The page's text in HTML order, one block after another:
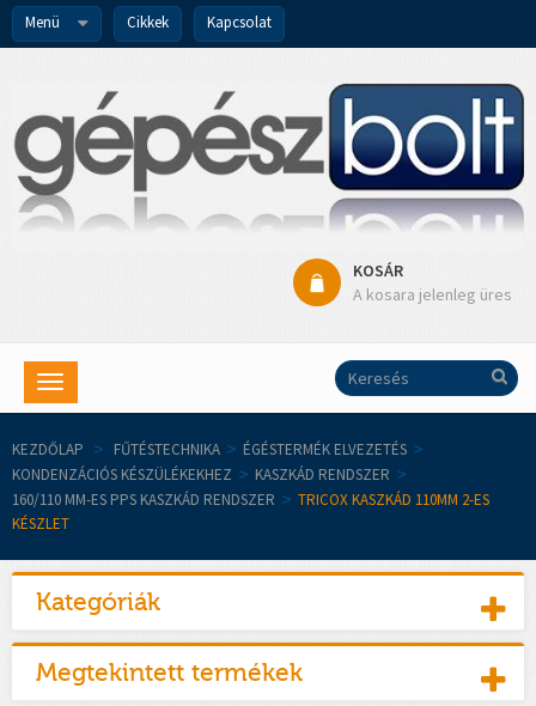
Menü Cikkek Kapcsolat
KOSÁR
A kosara jelenleg üres
Toggle
navigation
KEZDŐLAP > FŰTÉSTECHNIKA > ÉGÉSTERMÉK ELVEZETÉS >
KONDENZÁCIÓS KÉSZÜLÉKEKHEZ > KASZKÁD RENDSZER >
160/110 MM-ES PPS KASZKÁD RENDSZER > TRICOX KASZKÁD 110MM 2-ES
KÉSZLET
Kategóriák
Megtekintett termékek